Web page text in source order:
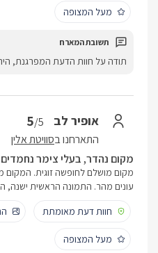
מעל המצופה
תודה על חוות הדעת המפרגנת,
אופיר לב 5/5
התארחנו בסוויטת אלין
מקום נהדר, בעלי צימר נחמדים
מקום מושלם לחופשה זוגית. המקום
עונים מהר. התמונה הראשית ישנה,
חוות דעת מאומתת
מעל המצופה